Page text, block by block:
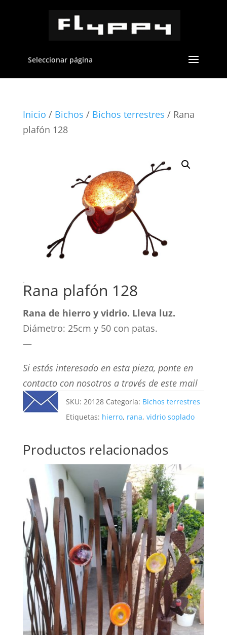
Seleccionar página
Inicio / Bichos / Bichos terrestres / Rana
plafón 128
Rana plafón 128
Rana de hierro y vidrio. Lleva luz.
Diámetro: 25cm y 50 con patas.
—
Si estás interesado en esta pieza, ponte en
contacto con nosotros a través de este mail
SKU: 20128 Categoría: Bichos terrestres
Etiquetas: hierro, rana, vidrio soplado
Productos relacionados